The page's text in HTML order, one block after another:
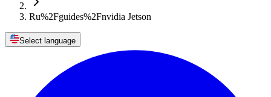
Ru%2Fguides%2Fnvidia Jetson
Select language